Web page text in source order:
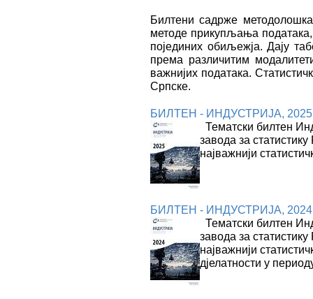
Билтени садржe
методе прикупљања
појединих обиљежја. Дају
према различитим
важнијих података.
Српске.
БИЛТЕН - ИНДУСТРИЈА,
Тематски билтен
завода за
најважнији
БИЛТЕН - ИНДУСТРИЈА,
Тематски билтен
завода за
најважнији
дјелатности у